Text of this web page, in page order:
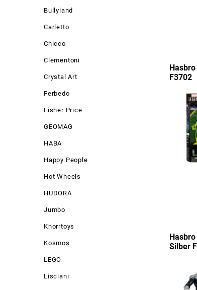
Bullyland
Carletto
Chicco
Clementoni
Crystal Art
Ferbedo
Fisher Price
GEOMAG
HABA
Happy People
Hot Wheels
HUDORA
Jumbo
Knorrtoys
Kosmos
LEGO
Lisciani
F3702
Silber